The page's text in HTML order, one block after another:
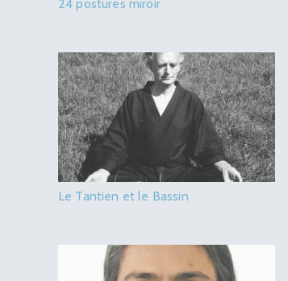
24 postures miroir
Le Tantien et le Bassin